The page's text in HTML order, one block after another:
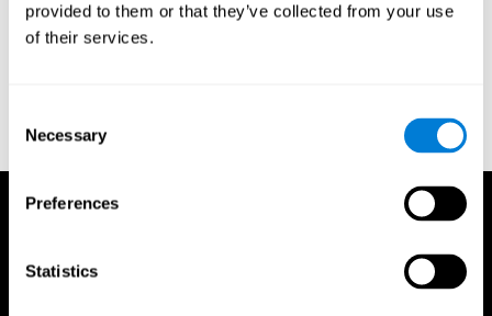
provided to them or that they’ve collected from your use
of their services.
Selection
Necessary
Preferences
Statistics
Hooper, H. E. (1983). Hooper Visual Organization Test Manual.
Los Angeles, CA: Western Psychological Services.
https://doi.org/10.1207/s15324826an1102_5